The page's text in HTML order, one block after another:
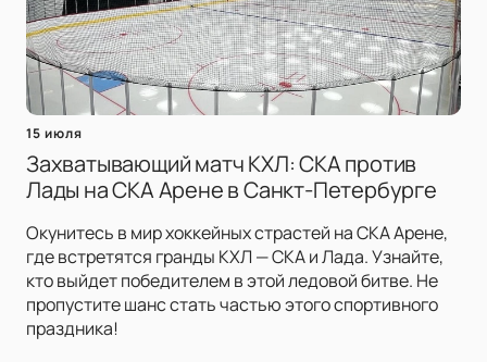
15 июля
Захватывающий матч КХЛ: СКА против
Лады на СКА Арене в Санкт-Петербурге
Окунитесь в мир хоккейных страстей на СКА Арене,
где встретятся гранды КХЛ — СКА и Лада. Узнайте,
кто выйдет победителем в этой ледовой битве. Не
пропустите шанс стать частью этого спортивного
праздника!